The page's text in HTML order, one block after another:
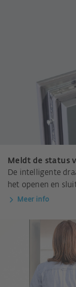
Meldt de status
De intelligente
het openen en
Meer info